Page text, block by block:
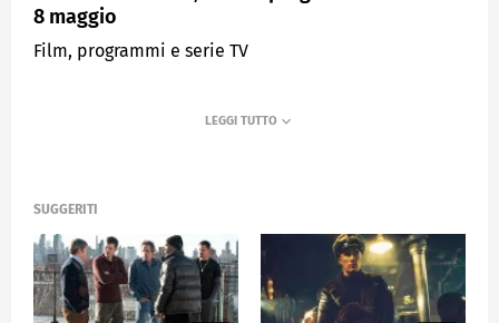
8 maggio
Film, programmi e serie TV
SUGGERITI